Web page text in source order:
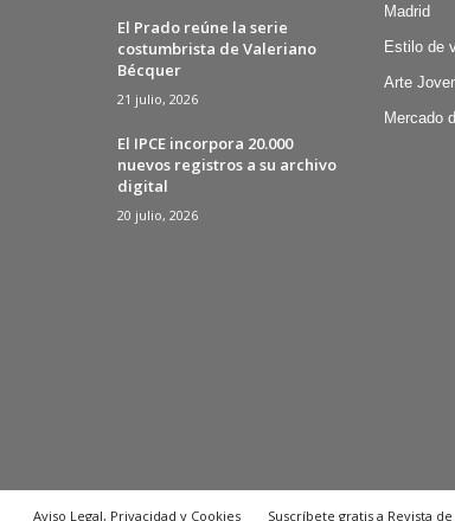
El Prado reúne la serie
costumbrista de Valeriano
Bécquer
21 julio, 2026
El IPCE incorpora 20.000
nuevos registros a su archivo
digital
20 julio, 2026
Madrid
Estilo de
Arte
Mercado
Aviso Legal, Privacidad y Cookies Suscríbete gratis a Revista